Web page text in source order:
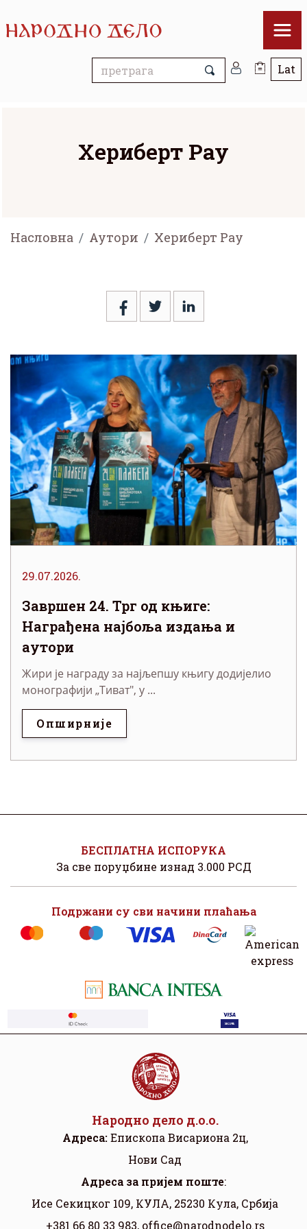
Хериберт Рау
Насловна Аутори Хериберт Рау
29.07.2026.
Завршен 24. Трг од књиге:
Награђена најбоља издања и
аутори
Жири је награду за најљепшу књигу додијелио
монографији „Тиват", у ...
Опширније
БЕСПЛАТНА ИСПОРУКА
За све поруџбине изнад 3.000 РСД
Подржани су сви начини плаћања
Народно дело д.о.о.
Адреса:Eпископа Висариона 2ц,
Нови Сад
Aдреса за пријем поште:
Исе Секицког 109, КУЛА, 25230 Кула, Србија
+381 66 80 33 983, office@narodnodelo.rs